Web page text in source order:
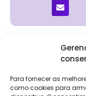
Para fornecer as
como cookies para
Trabalhe